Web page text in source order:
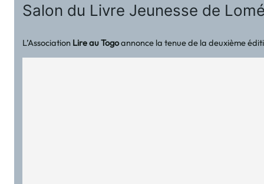
Salon du Livre Jeunesse de
L’Association Lire au Togoannonce la tenue de la deuxième